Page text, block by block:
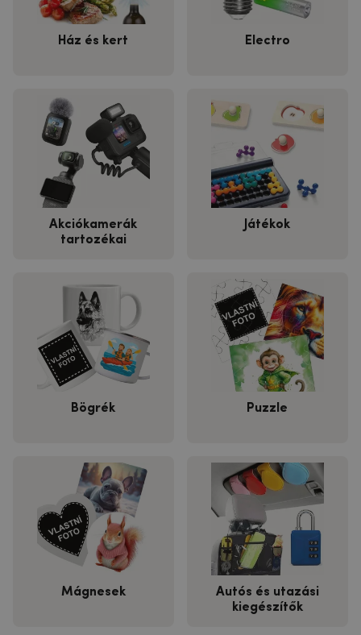
Ház és kert Electro
Akciókamerák
tartozékai
Játékok
Bögrék Puzzle
Mágnesek
Autós és utazási
kiegészítők